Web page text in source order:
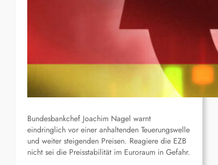
Bundesbankchef Joachim Nagel warnt
eindringlich vor einer anhaltenden Teuerungswelle
und weiter steigenden Preisen. Reagiere die EZB
nicht sei die Preisstabilität im Euroraum in Gefahr.